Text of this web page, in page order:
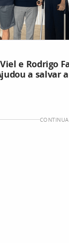
e Rodrigo
a salvar a